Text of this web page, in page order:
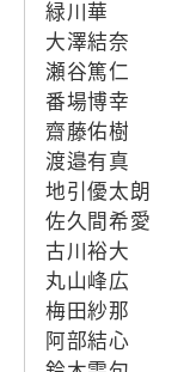
緑川華
大澤結奈
瀬谷篤仁
番場博幸
齋藤佑樹
渡邉有真
地引優太朗
佐久間希愛
古川裕大
丸山峰広
梅田紗那
阿部結心